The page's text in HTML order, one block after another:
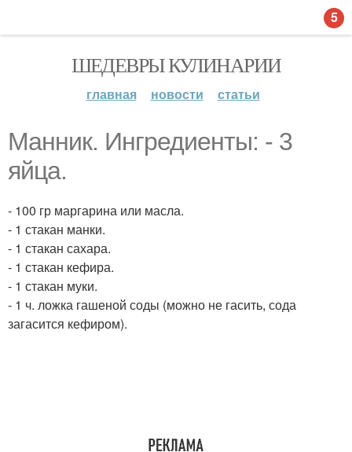
ШЕДЕВРЫ КУЛИНАРИИ
главная новости статьи
Манник. Ингредиенты: - 3
яйца.
- 100 гр маргарина или масла.
- 1 стакан манки.
- 1 стакан сахара.
- 1 стакан кефира.
- 1 стакан муки.
- 1 ч. ложка гашеной соды (можно не гасить, сода
загасится кефиром).
5